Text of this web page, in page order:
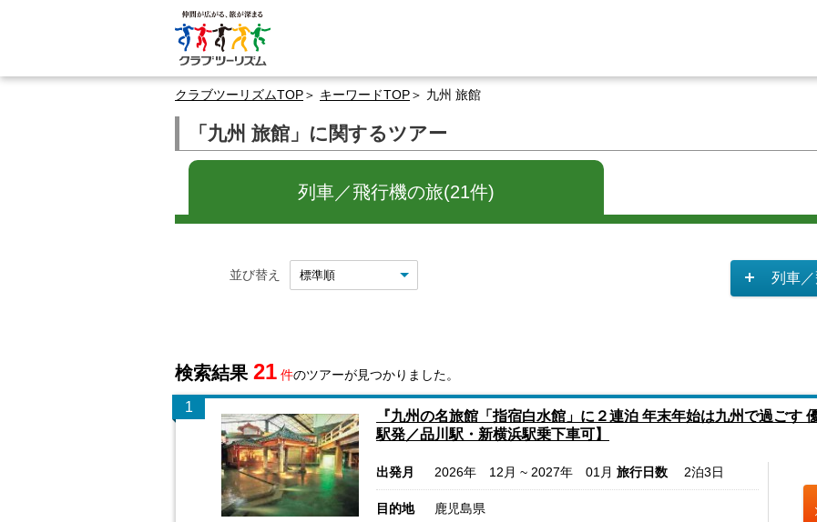
クラブツーリズムTOP キーワードTOP 九州 旅館
「九州 旅館」に関するツアー
列車／飛行機の旅(21件)
並び替え 列車
検索結果 21 件のツアーが見つかりました。
1
『九州の名旅館「指宿白水館」に２連泊 年末年始は九州で過ごす
駅発／品川駅・新横浜駅乗下車可】
出発月 2026年 12月 ~ 2027年 01月 旅行日数 2泊3日
目的地 鹿児島県